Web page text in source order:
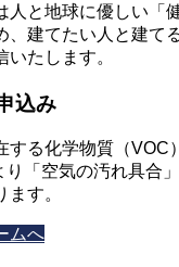
と地球に優しい「
、建てたい人と建て
たします。
込み
する化学物質（VOC
「空気の汚れ具合
す。
ムへ